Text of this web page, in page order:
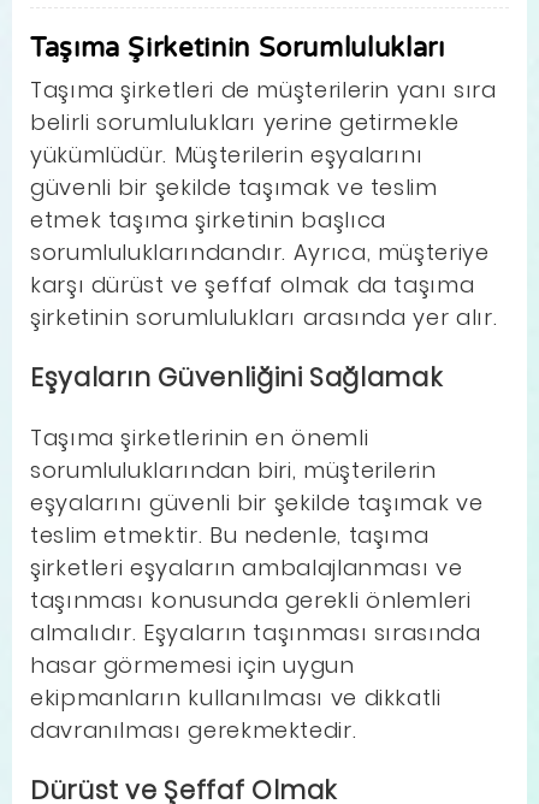
Taşıma Şirketinin Sorumlulukları
Taşıma şirketleri de müşterilerin yanı sıra
belirli sorumlulukları yerine getirmekle
yükümlüdür. Müşterilerin eşyalarını
güvenli bir şekilde taşımak ve teslim
etmek taşıma şirketinin başlıca
sorumluluklarındandır. Ayrıca, müşteriye
karşı dürüst ve şeffaf olmak da taşıma
şirketinin sorumlulukları arasında yer alır.
Eşyaların Güvenliğini Sağlamak
Taşıma şirketlerinin en önemli
sorumluluklarından biri, müşterilerin
eşyalarını güvenli bir şekilde taşımak ve
teslim etmektir. Bu nedenle, taşıma
şirketleri eşyaların ambalajlanması ve
taşınması konusunda gerekli önlemleri
almalıdır. Eşyaların taşınması sırasında
hasar görmemesi için uygun
ekipmanların kullanılması ve dikkatli
davranılması gerekmektedir.
Dürüst ve Şeffaf Olmak